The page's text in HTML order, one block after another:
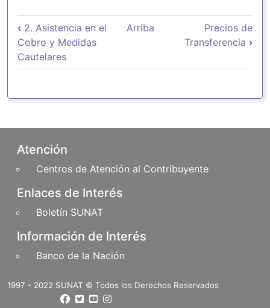
Enlaces transversales de Book
‹ 2. Asistencia en el
Cobro y Medidas
Cautelares
Arriba
Precios de
Transferencia ›
Pie de página
Atención
Centros de Atención al Contribuyente
Enlaces de Interés
Boletín SUNAT
Información de Interés
Banco de la Nación
1997 - 2022 SUNAT © Todos los Derechos Reservados